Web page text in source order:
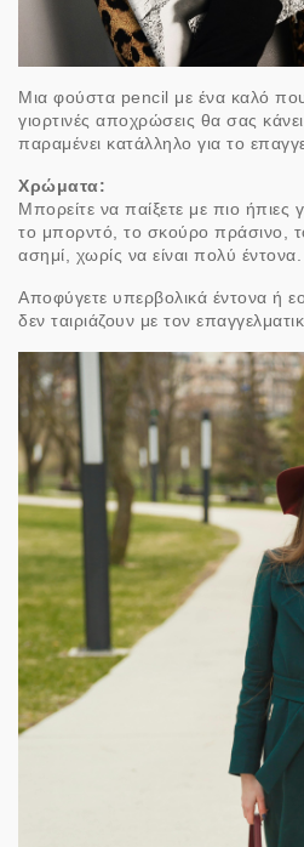
Μια φούστα pencil με ένα καλό
γιορτινές αποχρώσεις θα σας
παραμένει κατάλληλο για το
Χρώματα:
Μπορείτε να παίξετε με πιο ήπιες
το μπορντό, το σκούρο πράσινο,
ασημί, χωρίς να είναι πολύ έντονα.
Αποφύγετε υπερβολικά έντονα ή
δεν ταιριάζουν με τον